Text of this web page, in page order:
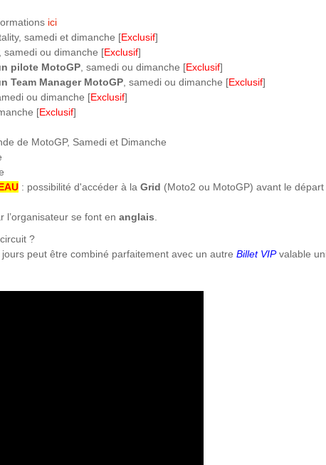
ici
samedi et dimanche [Exclusif]
, samedi ou dimanche [Exclusif]
pilote MotoGP , samedi ou dimanche [Exclusif]
Team Manager MotoGP , samedi ou dimanche [Exclusif]
ou dimanche [Exclusif]
[Exclusif]
de MotoGP, Samedi et Dimanche
: possibilité d'accéder à la Grid (Moto2 ou MotoGP) avant le
l’organisateur se font en anglais
?
peut être combiné parfaitement avec un autre Billet VIPvalable